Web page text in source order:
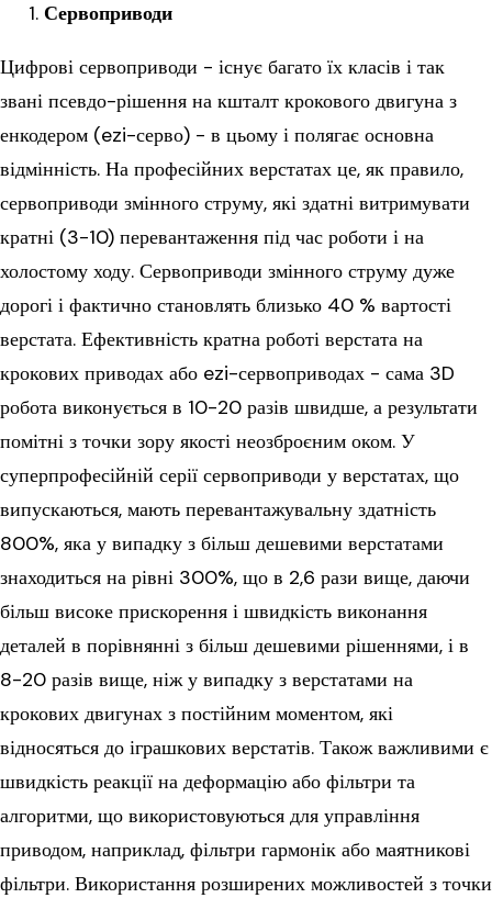
Сервоприводи
Цифрові сервоприводи - існує багато їх класів і так
звані псевдо-рішення на кшталт крокового двигуна з
енкодером (ezi-серво) - в цьому і полягає основна
відмінність. На професійних верстатах це, як правило,
сервоприводи змінного струму, які здатні витримувати
кратні (3-10) перевантаження під час роботи і на
холостому ходу. Сервоприводи змінного струму дуже
дорогі і фактично становлять близько 40 % вартості
верстата. Ефективність кратна роботі верстата на
крокових приводах або ezi-сервоприводах - сама 3D
робота виконується в 10-20 разів швидше, а результати
помітні з точки зору якості неозброєним оком. У
суперпрофесійній серії сервоприводи у верстатах, що
випускаються, мають перевантажувальну здатність
800%, яка у випадку з більш дешевими верстатами
знаходиться на рівні 300%, що в 2,6 рази вище, даючи
більш високе прискорення і швидкість виконання
деталей в порівнянні з більш дешевими рішеннями, і в
8-20 разів вище, ніж у випадку з верстатами на
крокових двигунах з постійним моментом, які
відносяться до іграшкових верстатів. Також важливими є
швидкість реакції на деформацію або фільтри та
алгоритми, що використовуються для управління
приводом, наприклад, фільтри гармонік або маятникові
фільтри. Використання розширених можливостей з точки